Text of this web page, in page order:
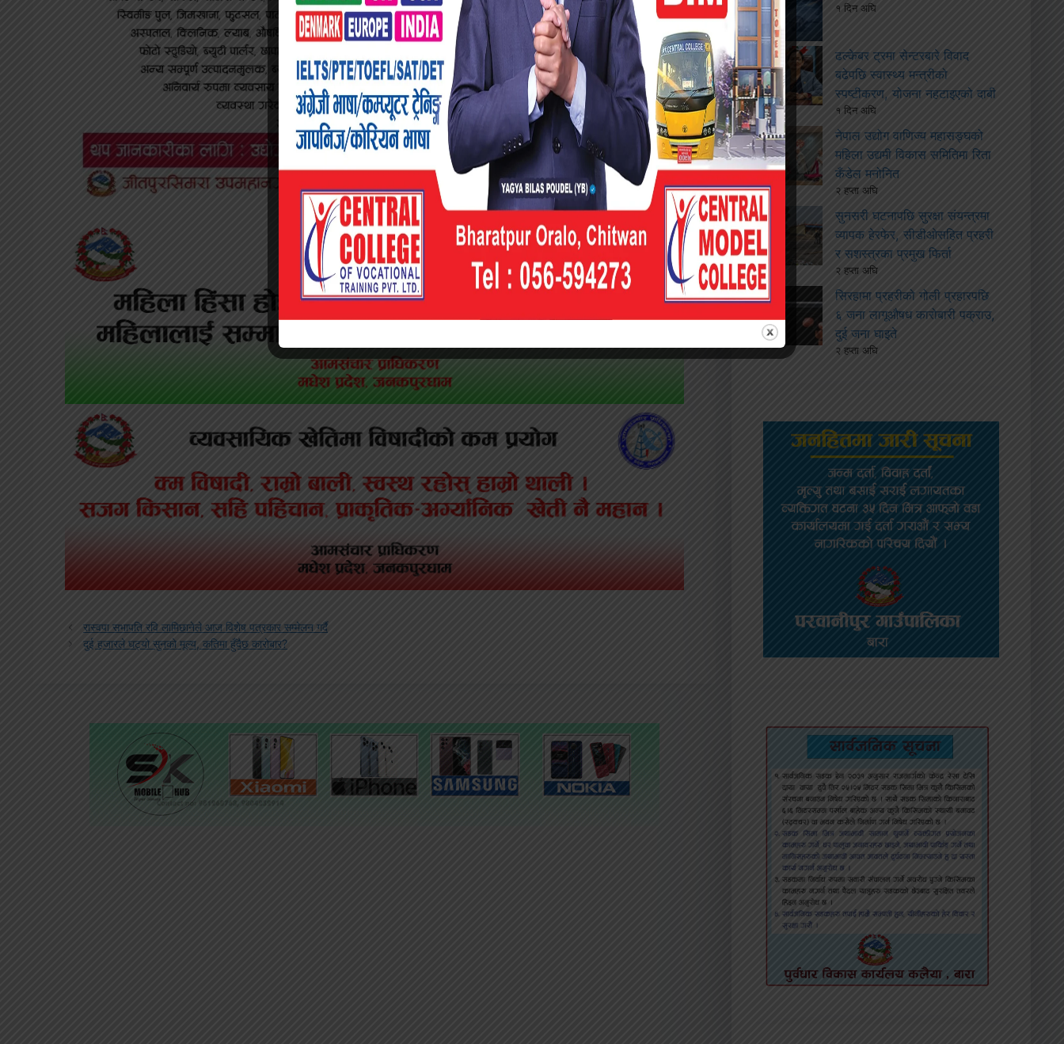
रास्वपा सभापति रवि लामिछानेले आज विशेष पत्रकार सम्मेलन गर्दै
दुई हजारले घट्यो सुनको मूल्य, कतिमा हुँदैछ कारोबार?
१ दिन अघि
ढल्केबर ट्रमा सेन्टरबारे विवाद
बढेपछि स्वास्थ्य मन्त्रीको
स्पष्टीकरण, योजना नहटाइएको दाबी
१ दिन अघि
नेपाल उद्योग वाणिज्य महासङ्घको
महिला उद्यमी विकास समितिमा रिता
कँडेल मनोनित
२ हप्ता अघि
सुनसरी घटनापछि सुरक्षा संयन्त्रमा
व्यापक हेरफेर, सीडीओसहित प्रहरी
र सशस्त्रका प्रमुख फिर्ता
२ हप्ता अघि
सिरहामा प्रहरीको गोली प्रहारपछि
६ जना लागूऔषध कारोबारी पक्राउ,
दुई जना घाइते
२ हप्ता अघि